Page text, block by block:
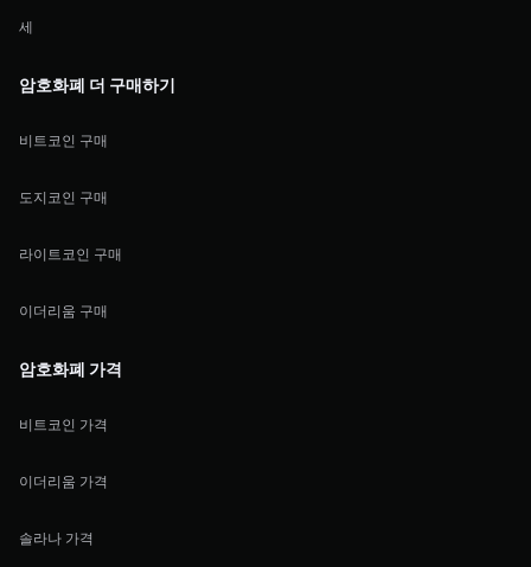
세
암호화폐 더 구매하기
비트코인 구매
도지코인 구매
라이트코인 구매
이더리움 구매
암호화폐 가격
비트코인 가격
이더리움 가격
솔라나 가격